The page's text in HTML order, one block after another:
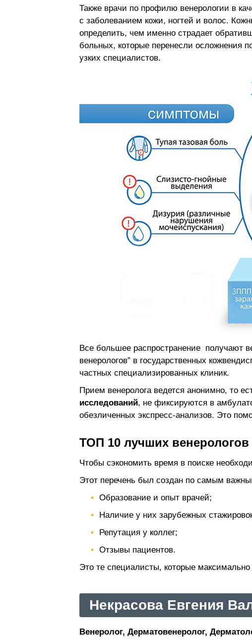
Также врачи по профилю венерологии в
с заболеванием кожи, ногтей и волос.
определить, чем именно страдает
больных, которые перенесли осложнения
узких специалистов.
Все большее распространение получают
венерологов” в государственных
частных специализированных клиник.
Прием венеролога ведется анонимно, то
исследований, не фиксируются в
обезличенных экспресс-анализов. Это
ТОП 10 лучших
Чтобы сэкономить время в поиске
Этот перечень был создан по самым
Образование и опыт врачей;
Наличие у них зарубежных
Репутация у коллег;
Отзывы пациентов.
Это те специалисты, которые
Некрасова Евгения
Венеролог, Дерматовенеролог,